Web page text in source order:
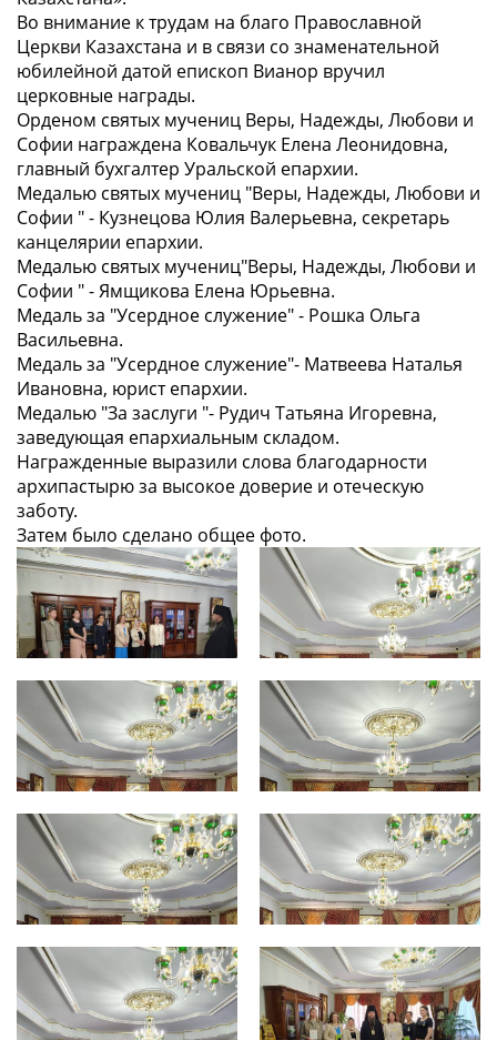
Во внимание к трудам на благо Православной
Церкви Казахстана и в связи со знаменательной
юбилейной датой епископ Вианор вручил
церковные награды.
Орденом святых мучениц Веры, Надежды, Любови и
Софии награждена Ковальчук Елена Леонидовна,
главный бухгалтер Уральской епархии.
Медалью святых мучениц "Веры, Надежды, Любови и
Софии " - Кузнецова Юлия Валерьевна, секретарь
канцелярии епархии.
Медалью святых мучениц"Веры, Надежды, Любови и
Софии " - Ямщикова Елена Юрьевна.
Медаль за "Усердное служение" - Рошка Ольга
Васильевна.
Медаль за "Усердное служение"- Матвеева Наталья
Ивановна, юрист епархии.
Медалью "За заслуги "- Рудич Татьяна Игоревна,
заведующая епархиальным складом.
Награжденные выразили слова благодарности
архипастырю за высокое доверие и отеческую
заботу.
Затем было сделано общее фото.